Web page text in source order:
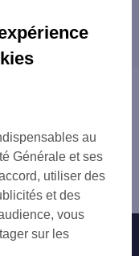
CANN
2
au
Générale et ses
utiliser des
et des
vous
sur les